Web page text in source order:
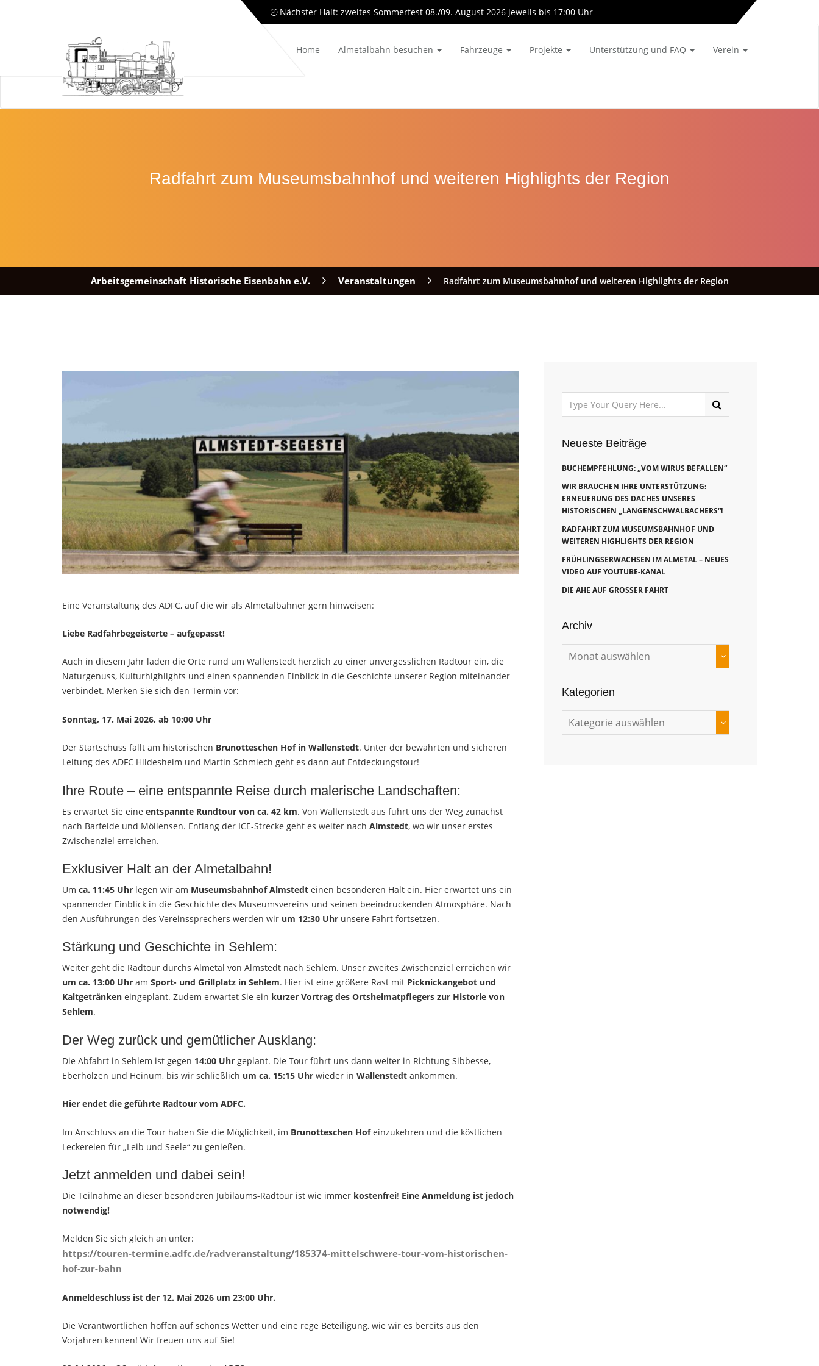
Nächster Halt: zweites Sommerfest 08./09. August 2026 jeweils bis 17:00 Uhr
Home
Almetalbahn besuchen Fahrzeuge Projekte Unterstützung und FAQ Verein
Radfahrt zum Museumsbahnhof und weiteren Highlights der Region
Arbeitsgemeinschaft Historische Eisenbahn e.V. Veranstaltungen Radfahrt zum Museumsbahnhof und weiteren Highlights der Region
Eine Veranstaltung des ADFC, auf die wir als Almetalbahner gern hinweisen:
Liebe Radfahrbegeisterte – aufgepasst!
Auch in diesem Jahr laden die Orte rund um Wallenstedt herzlich zu einer unvergesslichen Radtour ein, die
Naturgenuss, Kulturhighlights und einen spannenden Einblick in die Geschichte unserer Region miteinander
verbindet. Merken Sie sich den Termin vor:
Sonntag, 17. Mai 2026, ab 10:00 Uhr
Der Startschuss fällt am historischen Brunotteschen Hof in Wallenstedt. Unter der bewährten und sicheren
Leitung des ADFC Hildesheim und Martin Schmiech geht es dann auf Entdeckungstour!
Ihre Route – eine entspannte Reise durch malerische Landschaften:
Es erwartet Sie eine entspannte Rundtour von ca. 42 km. Von Wallenstedt aus führt uns der Weg zunächst
nach Barfelde und Möllensen. Entlang der ICE-Strecke geht es weiter nach Almstedt, wo wir unser erstes
Zwischenziel erreichen.
Exklusiver Halt an der Almetalbahn!
Um ca. 11:45 Uhr legen wir am Museumsbahnhof Almstedt einen besonderen Halt ein. Hier erwartet uns ein
spannender Einblick in die Geschichte des Museumsvereins und seinen beeindruckenden Atmosphäre. Nach
den Ausführungen des Vereinssprechers werden wir um 12:30 Uhr unsere Fahrt fortsetzen.
Stärkung und Geschichte in Sehlem:
Weiter geht die Radtour durchs Almetal von Almstedt nach Sehlem. Unser zweites Zwischenziel erreichen wir
um ca. 13:00 Uhr am Sport- und Grillplatz in Sehlem. Hier ist eine größere Rast mit Picknickangebot und
Kaltgetränken eingeplant. Zudem erwartet Sie ein kurzer Vortrag des Ortsheimatpflegers zur Historie von
Sehlem.
Der Weg zurück und gemütlicher Ausklang:
Die Abfahrt in Sehlem ist gegen 14:00 Uhr geplant. Die Tour führt uns dann weiter in Richtung Sibbesse,
Eberholzen und Heinum, bis wir schließlich um ca. 15:15 Uhr wieder in Wallenstedt ankommen.
Hier endet die geführte Radtour vom ADFC.
Im Anschluss an die Tour haben Sie die Möglichkeit, im Brunotteschen Hofeinzukehren und die köstlichen
Leckereien für „Leib und Seele“ zu genießen.
Jetzt anmelden und dabei sein!
Die Teilnahme an dieser besonderen Jubiläums-Radtour ist wie immer kostenfrei! Eine Anmeldung ist jedoch
notwendig!
Melden Sie sich gleich an unter:
https://touren-termine.adfc.de/radveranstaltung/185374-mittelschwere-tour-vom-historischen-
hof-zur-bahn
Anmeldeschluss ist der 12. Mai 2026 um 23:00 Uhr.
Die Verantwortlichen hoffen auf schönes Wetter und eine rege Beteiligung, wie wir es bereits aus den
Vorjahren kennen! Wir freuen uns auf Sie!
Neueste Beiträge
BUCHEMPFEHLUNG: „VOM WIRUS BEFALLEN“
WIR BRAUCHEN IHRE UNTERSTÜTZUNG:
ERNEUERUNG DES DACHES UNSERES
HISTORISCHEN „LANGENSCHWALBACHERS“!
RADFAHRT ZUM MUSEUMSBAHNHOF UND
WEITEREN HIGHLIGHTS DER REGION
FRÜHLINGSERWACHSEN IM ALMETAL – NEUES
VIDEO AUF YOUTUBE-KANAL
DIE AHE AUF GROSSER FAHRT
Archiv
Kategorien